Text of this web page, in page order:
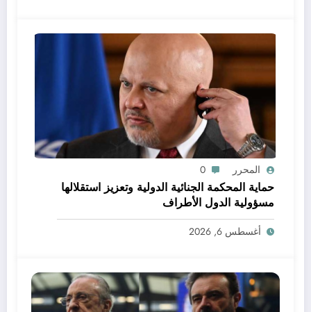
المحرر 0
حماية المحكمة الجنائية الدولية وتعزيز استقلالها
مسؤولية الدول الأطراف
أغسطس 6, 2026